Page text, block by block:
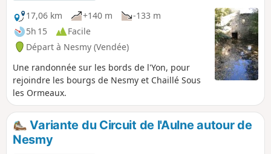
17,06 km
+140 m
-133 m
5h 15
Facile
Départ à Nesmy (Vendée)
Une randonnée sur les bords de l'Yon, pour
rejoindre les bourgs de Nesmy et Chaillé Sous
les Ormeaux.
Variante du Circuit de l'Aulne autour de
Nesmy